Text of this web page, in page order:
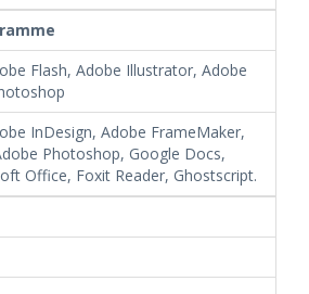
Flash, Adobe Illustrator, Adobe
InDesign, Adobe FrameMaker,
Photoshop, Google Docs,
Office, Foxit Reader, Ghostscript.